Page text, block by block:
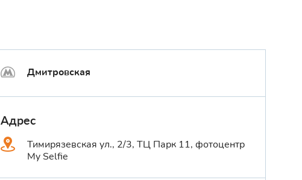
Дмитровская
Адрес
Тимирязевская ул., 2/3, ТЦ Парк 11, фотоцентр
My Selfie